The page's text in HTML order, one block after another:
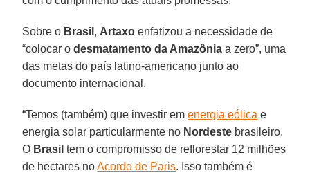
Sobre o Brasil , Artaxo enfatizou a necessidade de
“colocar odesmatamento da Amazônia a zero”, uma
das metas do país latino-americano junto ao
documento internacional.
“Temos (também) que investir emenergia eólica e
energia solar particularmente no Nordeste brasileiro.
O Brasil tem o compromisso de reflorestar 12 milhões
de hectares noAcordo de Paris. Isso também é